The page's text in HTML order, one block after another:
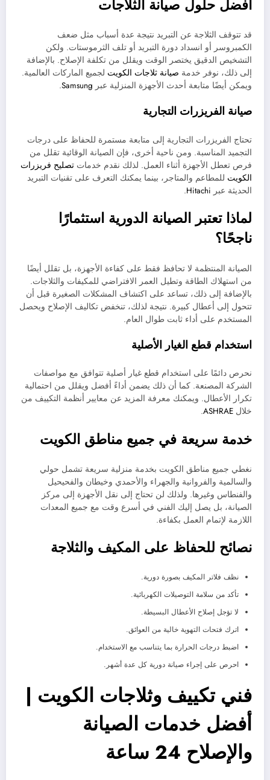
أفضل حلول صيانة الثلاجات
قد تتوقف الثلاجة عن التبريد نتيجة عدة أسباب مثل ضعف
الكمبروسر أو انسداد دورة التبريد أو تلف الثرموستات. ولكن
التشخيص الدقيق يختصر الوقت ويقلل من تكلفة الإصلاح. بالإضافة
إلى ذلك، نوفر خدمة صيانة ثلاجات الكويت لجميع الماركات العالمية.
ويمكن أيضًا متابعة أحدث الأجهزة المنزلية عبر Samsung
.
صيانة الفريزرات التجارية
تحتاج الفريزرات التجارية إلى متابعة مستمرة للحفاظ على درجات
التجميد المناسبة. ومن ناحية أخرى، فإن الصيانة الوقائية تقلل من
فرص تعطل الأجهزة أثناء العمل. لذلك نقدم خدمات تصليح فريزرات
الكويت للمطاعم والمتاجر، بينما يمكنك التعرف على تقنيات التبريد
الحديثة عبر Hitachi
.
لماذا تعتبر الصيانة الدورية استثمارًا
ناجحًا؟
الصيانة المنتظمة لا تحافظ فقط على كفاءة الأجهزة، بل تقلل أيضًا
من استهلاك الطاقة وتطيل العمر الافتراضي للمكيفات والثلاجات.
بالإضافة إلى ذلك، تساعد على اكتشاف المشكلات الصغيرة قبل أن
تتحول إلى أعطال كبيرة. نتيجة لذلك، تنخفض تكاليف الإصلاح ويحصل
المستخدم على أداء ثابت طوال العام.
استخدام قطع الغيار الأصلية
نحرص دائمًا على استخدام قطع غيار أصلية تتوافق مع مواصفات
الشركة المصنعة. كما أن ذلك يضمن أداءً أفضل ويقلل من احتمالية
تكرار الأعطال. ويمكنك معرفة المزيد عن معايير أنظمة التكييف من
خلال ASHRAE
.
خدمة سريعة في جميع مناطق الكويت
نغطي جميع مناطق الكويت بخدمة منزلية سريعة تشمل حولي
والسالمية والفروانية والجهراء والأحمدي وخيطان والفحيحيل
والفنطاس وغيرها. ولذلك لن تحتاج إلى نقل الأجهزة إلى مركز
الصيانة، بل يصل إليك الفني في أسرع وقت مع جميع المعدات
اللازمة لإتمام العمل بكفاءة.
نصائح للحفاظ على المكيف والثلاجة
نظف فلاتر المكيف بصورة دورية.
تأكد من سلامة التوصيلات الكهربائية.
لا تؤجل إصلاح الأعطال البسيطة.
اترك فتحات التهوية خالية من العوائق.
اضبط درجات الحرارة بما يتناسب مع الاستخدام.
احرص على إجراء صيانة دورية كل عدة أشهر.
فني تكييف وثلاجات الكويت |
أفضل خدمات الصيانة
والإصلاح 24 ساعة